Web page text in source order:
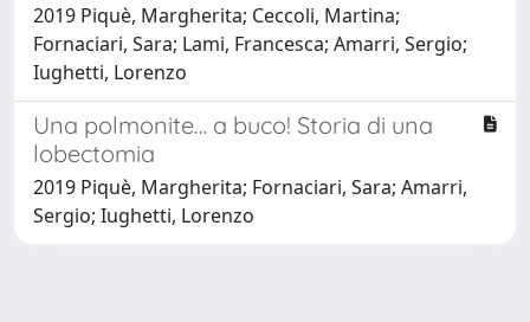
2019 Piquè, Margherita; Ceccoli, Martina;
Fornaciari, Sara; Lami, Francesca; Amarri, Sergio;
Iughetti, Lorenzo
Una polmonite… a buco! Storia di una
lobectomia
2019 Piquè, Margherita; Fornaciari, Sara; Amarri,
Sergio; Iughetti, Lorenzo